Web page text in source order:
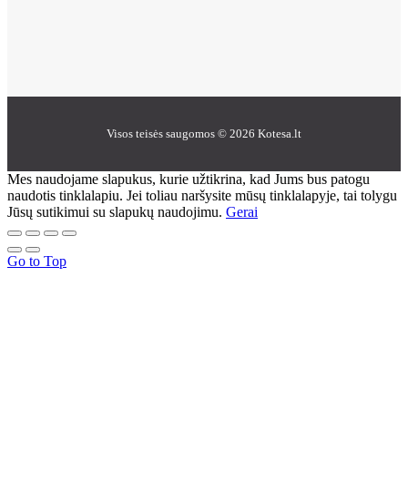
Visos teisės saugomos © 2026 Kotesa.lt
Mes naudojame slapukus, kurie užtikrina, kad Jums bus patogu
naudotis tinklalapiu. Jei toliau naršysite mūsų tinklalapyje, tai tolygu
Jūsų sutikimui su slapukų naudojimu. Gerai
Go to Top